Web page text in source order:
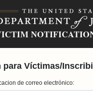
para Víctimas/
de correo electrónico: